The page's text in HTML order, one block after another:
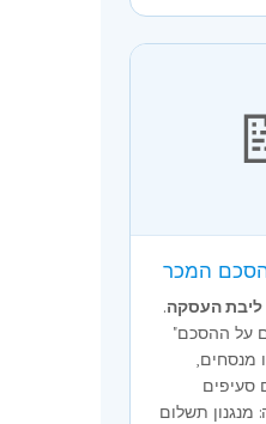
הסכם המכר
ליבת העסקה.
על ההסכם"
מנסחים,
סעיפים
מנגנון תשלום